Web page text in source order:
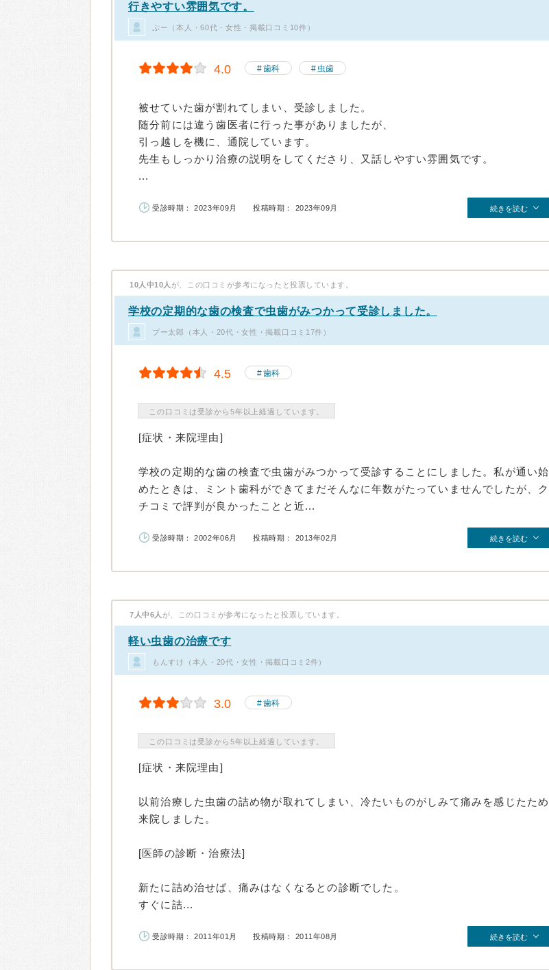
行きやすい雰囲気です。
ぷー（本人・60代・女性・掲載口コミ10件）
4.0 歯科 虫歯
被せていた歯が割れてしまい、受診しました。
随分前には違う歯医者に行った事がありましたが、
引っ越しを機に、通院しています。
先生もしっかり治療の説明をしてくださり、又話しやすい雰囲気です。
...
受診時期： 2023年09月 投稿時期： 2023年09月 続きを読む
10人中10人 が、この口コミが参考になったと投票しています。
学校の定期的な歯の検査で虫歯がみつかって受診しました。
プー太郎（本人・20代・女性・掲載口コミ17件）
4.5 歯科
この口コミは受診から5年以上経過しています。
[症状・来院理由]
学校の定期的な歯の検査で虫歯がみつかって受診することにしました。私が通い始
めたときは、ミント歯科ができてまだそんなに年数がたっていませんでしたが、ク
チコミで評判が良かったことと近...
受診時期： 2002年06月 投稿時期： 2013年02月 続きを読む
7人中6人 が、この口コミが参考になったと投票しています。
軽い虫歯の治療です
もんすけ（本人・20代・女性・掲載口コミ2件）
3.0 歯科
この口コミは受診から5年以上経過しています。
[症状・来院理由]
以前治療した虫歯の詰め物が取れてしまい、冷たいものがしみて痛みを感じたため
来院しました。
[医師の診断・治療法]
新たに詰め治せば、痛みはなくなるとの診断でした。
すぐに詰...
受診時期： 2011年01月 投稿時期： 2011年08月 続きを読む